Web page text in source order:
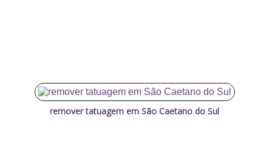
remover tatuagem em São Caetano do Sul